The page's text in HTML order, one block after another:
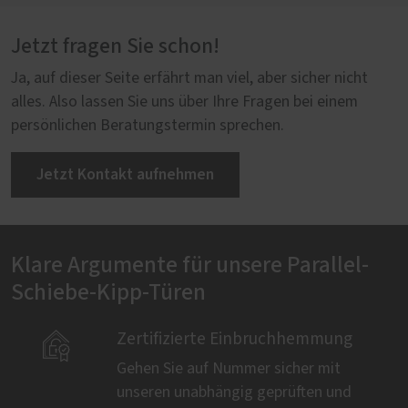
Jetzt fragen Sie schon!
Ja, auf dieser Seite erfährt man viel, aber sicher nicht
alles. Also lassen Sie uns über Ihre Fragen bei einem
persönlichen Beratungstermin sprechen.
Jetzt Kontakt aufnehmen
Klare Argumente für unsere Parallel-
Schiebe-Kipp-Türen
 Zertifizierte Einbruchhemmung
Gehen Sie auf Nummer sicher mit
unseren unabhängig geprüften und